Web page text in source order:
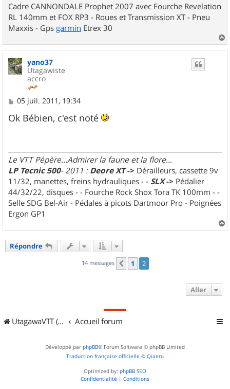
Cadre CANNONDALE Prophet 2007 avec Fourche Revelation
RL 140mm et FOX RP3 - Roues et Transmission XT - Pneu
Maxxis - Gps garmin Etrex 30
a
yano37
Utagawiste
accro
M
s
s
05 juil. 2011, 19:34
Ok Bébien, c'est noté
Le VTT Pépère...Admirer la faune et la flore...
LP Tecnic 500- 2011 : Deore XT-> Dérailleurs, cassette 9v
11/32, manettes, freins hydrauliques - - SLX-> Pédalier
44/32/22, disques - - Fourche Rock Shox Tora TK 100mm - -
Selle SDG Bel-Air - Pédales à picots Dartmoor Pro - Poignées
Ergon GP1
a
Répondre
14 messages Précédent
1 2
Aller
UtagawaVTT (Randos VTT et VTTAE avec traces GPS) Accueil forum
Développé par phpBB® Forum Software © phpBB Limited
Traduction française officielle © Qiaeru
Optimized by: phpBB SEO
Confidentialité | Conditions